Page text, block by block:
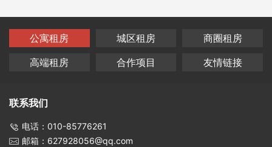
公寓租房 城区租房
商圈租房
高端租房
合作项目 友情链接
联系我们
电话：010-85776261
邮箱：627928056@qq.com